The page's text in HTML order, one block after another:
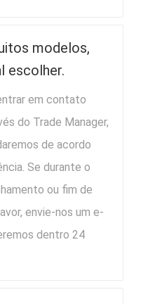
modelos,
escolher.
em contato
do Trade Manager,
de acordo
Se durante o
ou fim de
envie-nos um e-
dentro 24